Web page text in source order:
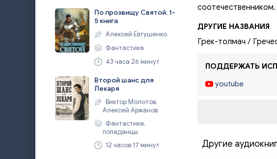
По прозвищу Святой. 1-
5 книга
Алексей Евтушенко
Фантастика
43 часа 26 минут
Второй шанс для
Лекаря
Виктор Молотов,
Алексей Аржанов
Фантастика,
попаданцы
12 часов 17 минут
ДРУГИЕ НАЗВАНИЯ
Грек-толмач /
ПОДДЕРЖАТЬ
youtube
Другие